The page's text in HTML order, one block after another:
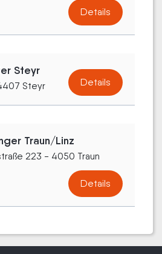
Details
Steyr
Steyr Details
Traun/Linz
223 - 4050 Traun
Details